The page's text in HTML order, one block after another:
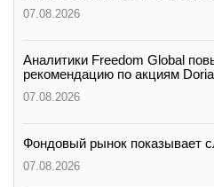
07.08.2026
Аналитики Freedom Global
рекомендацию по акциям
07.08.2026
Фондовый рынок показывает
07.08.2026